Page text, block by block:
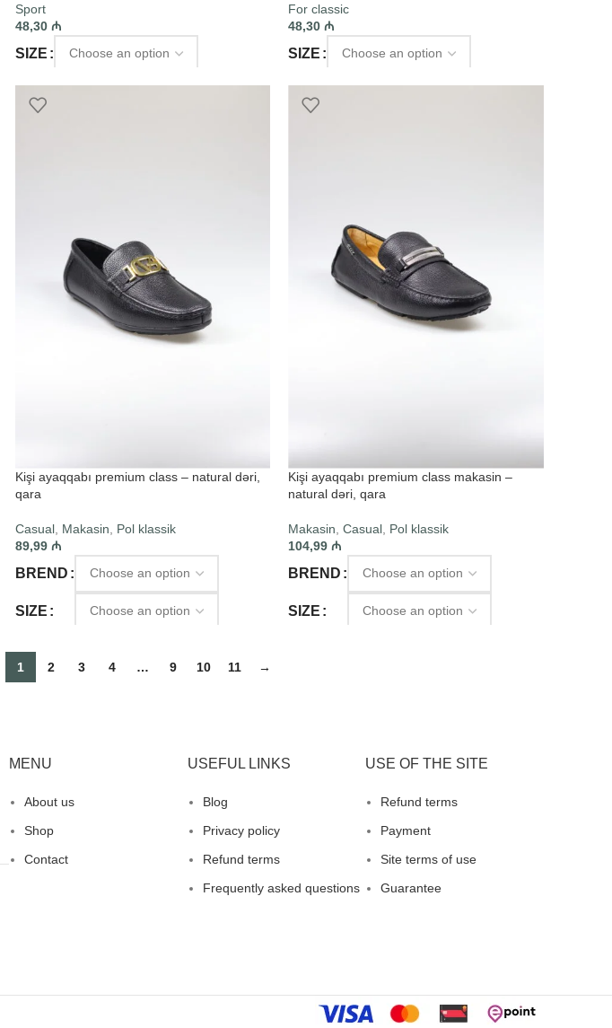
Sport
48,30 ₼
SIZE
For classic
48,30₼
SIZE
Kişi ayaqqabı premium class – natural dəri,
qara
Casual, Makasin
Pol klassik
89,99 ₼
BREND
SIZE
SELECT OPTIONS
Kişi ayaqqabı premium class makasin –
natural dəri, qara
Makasin ,Casual Pol klassik
104,99₼
BREND
SIZE
1 2 3 4 … 9 10 11 →
MENU
About us
Shop
Contact
USEFUL LINKS
Blog
Privacy policy
Refund terms
Frequently asked questions
USE OF THE SITE
Refund terms
Payment
Site terms of use
Guarantee